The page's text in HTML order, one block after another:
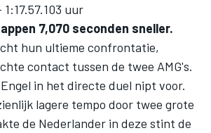
uur
7,070 seconden sneller.
hun ultieme confrontatie,
contact tussen de twee AMG's.
in het directe duel nipt voor.
lagere tempo door twee grote
de Nederlander in deze stint de